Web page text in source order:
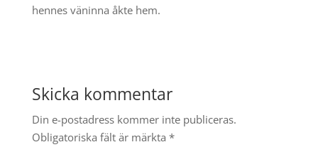
hennes väninna åkte hem.
Skicka kommentar
Din e-postadress kommer inte publiceras.
Obligatoriska fält är märkta *